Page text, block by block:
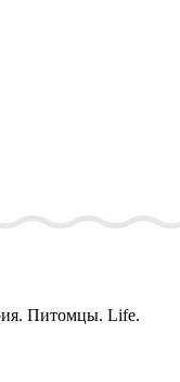
Питомцы. Life.